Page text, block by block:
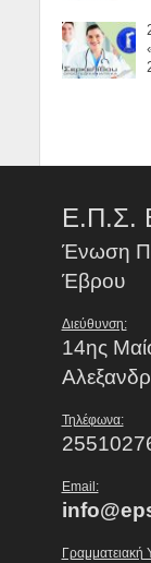
Ε.Π.Σ.
Ένωση
Έβρου
Διεύθυνση:
14ης
Τηλέφωνα:
Email:
Γραμματειακή